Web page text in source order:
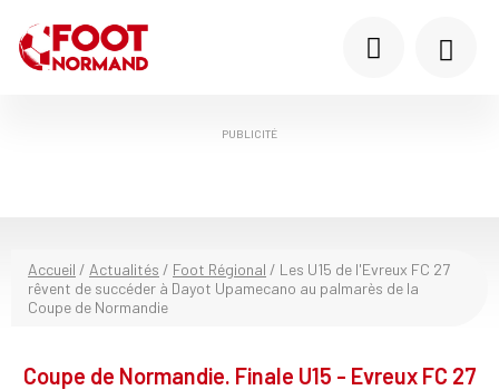
PUBLICITÉ
Accueil / Actualités / Foot Régional / Les U15 de l'Evreux FC 27
rêvent de succéder à Dayot Upamecano au palmarès de la
Coupe de Normandie
Coupe de Normandie. Finale U15 - Evreux FC 27